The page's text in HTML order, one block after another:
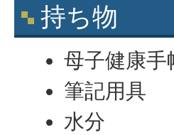
持ち物
母子健康手
筆記用具
水分